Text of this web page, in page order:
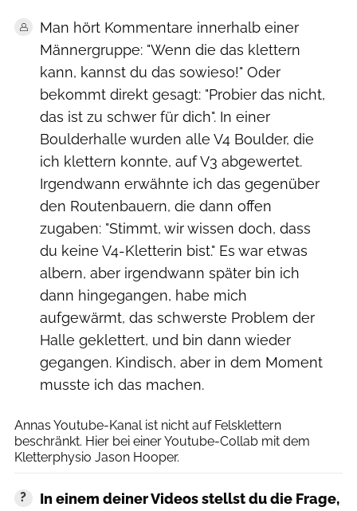
Man hört Kommentare innerhalb einer
Männergruppe: "Wenn die das klettern
kann, kannst du das sowieso!" Oder
bekommt direkt gesagt: "Probier das nicht,
das ist zu schwer für dich". In einer
Boulderhalle wurden alle V4 Boulder, die
ich klettern konnte, auf V3 abgewertet.
Irgendwann erwähnte ich das gegenüber
den Routenbauern, die dann offen
zugaben: "Stimmt, wir wissen doch, dass
du keine V4-Kletterin bist." Es war etwas
albern, aber irgendwann später bin ich
dann hingegangen, habe mich
aufgewärmt, das schwerste Problem der
Halle geklettert, und bin dann wieder
gegangen. Kindisch, aber in dem Moment
musste ich das machen.
Annas Youtube-Kanal ist nicht auf Felsklettern
beschränkt. Hier bei einer Youtube-Collab mit dem
Kletterphysio Jason Hooper.
In einem deiner Videos stellst du die Frage,